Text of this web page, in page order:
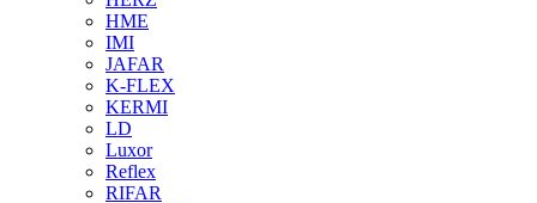
HME
IMI
JAFAR
K-FLEX
KERMI
LD
Luxor
Reflex
RIFAR